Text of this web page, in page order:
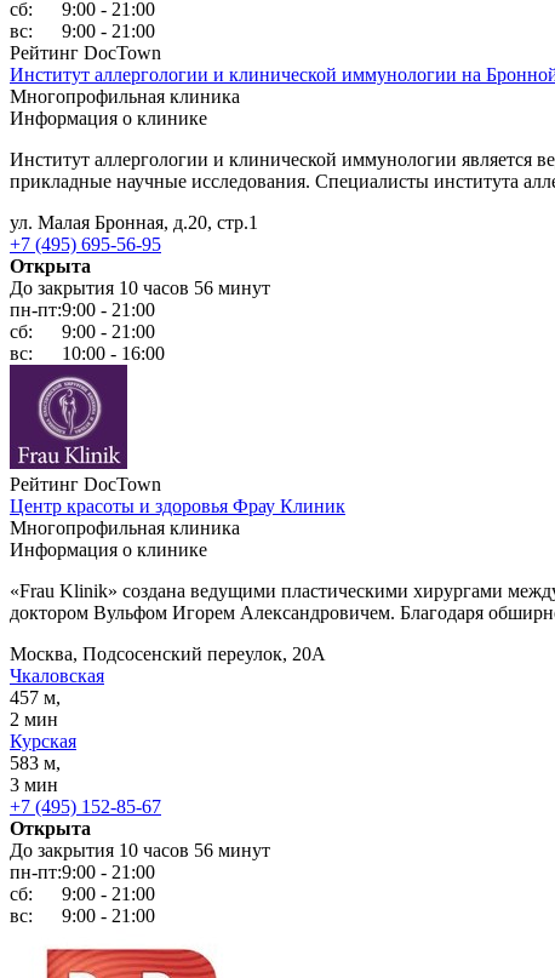
сб:
9:00 - 21:00
вс:
9:00 - 21:00
Рейтинг DocTown
Институт аллергологии и клинической иммунологии на
Многопрофильная клиника
Информация о клинике
Институт аллергологии и клинической иммунологии
прикладные научные исследования. Специалисты института
ул. Малая Бронная, д.20, стр.1
+7 (495) 695-56-95
Открыта
До закрытия 10 часов 56 минут
пн-пт:9:00 - 21:00
сб:
9:00 - 21:00
вс:
10:00 - 16:00
Рейтинг DocTown
Центр красоты и здоровья Фрау Клиник
Многопрофильная клиника
Информация о клинике
«Frau Klinik» создана ведущими пластическими хирургами
доктором Вульфом Игорем Александровичем. Благодаря
Москва, Подсосенский переулок, 20А
Чкаловская
457 м,
2 мин
Курская
583 м,
3 мин
+7 (495) 152-85-67
Открыта
До закрытия 10 часов 56 минут
пн-пт:9:00 - 21:00
сб:
9:00 - 21:00
вс:
9:00 - 21:00